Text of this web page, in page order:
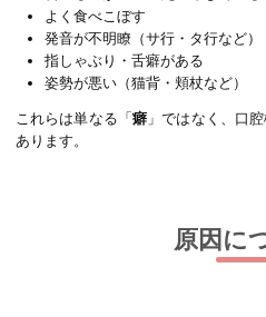
よく食べこぼす
発音が不明瞭（サ行・タ行など）
指しゃぶり・舌癖がある
姿勢が悪い（猫背・頬杖など）
これらは単なる「癖 」ではなく、口
あります。
原因に